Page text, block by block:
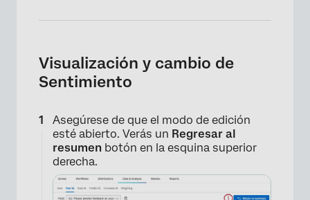
Visualización y cambio de
Sentimiento
Asegúrese de que el modo de edición
esté abierto. Verás un Regresar al
resumen botón en la esquina superior
derecha.